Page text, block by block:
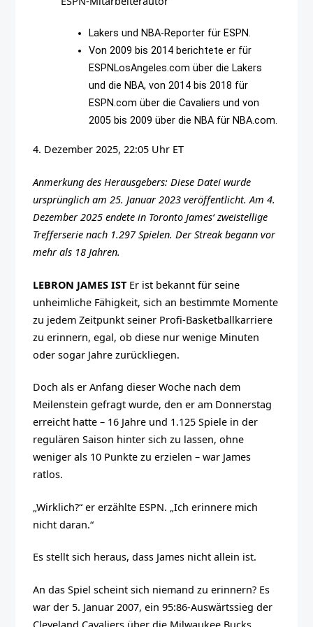
Lakers und NBA-Reporter für ESPN.
Von 2009 bis 2014 berichtete er für
ESPNLosAngeles.com über die Lakers
und die NBA, von 2014 bis 2018 für
ESPN.com über die Cavaliers und von
2005 bis 2009 über die NBA für NBA.com.
4. Dezember 2025, 22:05 Uhr ET
Anmerkung des Herausgebers: Diese Datei wurde
ursprünglich am 25. Januar 2023 veröffentlicht. Am 4.
Dezember 2025 endete in Toronto James‘ zweistellige
Trefferserie nach 1.297 Spielen. Der Streak begann vor
mehr als 18 Jahren.
LEBRON JAMES IST Er ist bekannt für seine
unheimliche Fähigkeit, sich an bestimmte Momente
zu jedem Zeitpunkt seiner Profi-Basketballkarriere
zu erinnern, egal, ob diese nur wenige Minuten
oder sogar Jahre zurückliegen.
Doch als er Anfang dieser Woche nach dem
Meilenstein gefragt wurde, den er am Donnerstag
erreicht hatte – 16 Jahre und 1.125 Spiele in der
regulären Saison hinter sich zu lassen, ohne
weniger als 10 Punkte zu erzielen – war James
ratlos.
„Wirklich?“ er erzählte ESPN. „Ich erinnere mich
nicht daran.“
Es stellt sich heraus, dass James nicht allein ist.
An das Spiel scheint sich niemand zu erinnern? Es
war der 5. Januar 2007, ein 95:86-Auswärtssieg der